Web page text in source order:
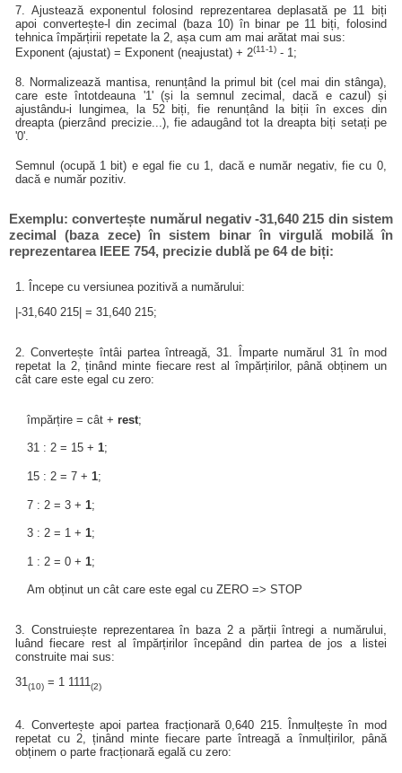
7. Ajustează exponentul folosind reprezentarea deplasată pe 11 biți
apoi convertește-l din zecimal (baza 10) în binar pe 11 biți, folosind
tehnica împărțirii repetate la 2, așa cum am mai arătat mai sus:
Exponent (ajustat) = Exponent (neajustat) + 2(11-1) - 1;
8. Normalizează mantisa, renunțând la primul bit (cel mai din stânga),
care este întotdeauna '1' (și la semnul zecimal, dacă e cazul) și
ajustându-i lungimea, la 52 biți, fie renunțând la biții în exces din
dreapta (pierzând precizie...), fie adaugând tot la dreapta biți setați pe
'0'.
Semnul (ocupă 1 bit) e egal fie cu 1, dacă e număr negativ, fie cu 0,
dacă e număr pozitiv.
Exemplu: convertește numărul negativ -31,640 215 din sistem
zecimal (baza zece) în sistem binar în virgulă mobilă în
reprezentarea IEEE 754, precizie dublă pe 64 de biți:
1. Începe cu versiunea pozitivă a numărului:
|-31,640 215| = 31,640 215;
2. Convertește întâi partea întreagă, 31. Împarte numărul 31 în mod
repetat la 2, ținând minte fiecare rest al împărțirilor, până obținem un
cât care este egal cu zero:
împărțire = cât + rest;
31 : 2 = 15 + 1;
15 : 2 = 7 + 1;
7 : 2 = 3 + 1;
3 : 2 = 1 + 1;
1 : 2 = 0 + 1;
Am obținut un cât care este egal cu ZERO => STOP
3. Construiește reprezentarea în baza 2 a părții întregi a numărului,
luând fiecare rest al împărțirilor începând din partea de jos a listei
construite mai sus:
31 (10) = 1 1111 (2)
4. Convertește apoi partea fracționară 0,640 215. Înmulțește în mod
repetat cu 2, ținând minte fiecare parte întreagă a înmulțirilor, până
obținem o parte fracționară egală cu zero: